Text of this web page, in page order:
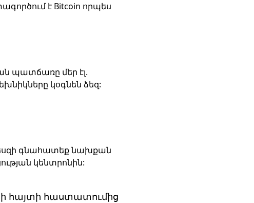
է Bitcoin որպես
պատճառը մեր էլ.
կօգնեն ձեզ:
գնահատեք նախքան
կենտրոնին:
հայտի հաստատումից